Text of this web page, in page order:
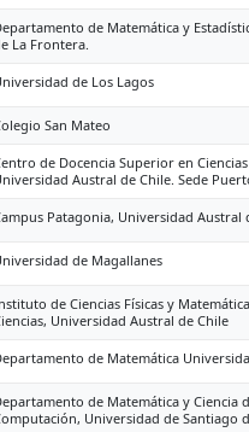
de Matemática y
La Frontera.
de Los Lagos
San Mateo
de Docencia Superior en Ciencias
Austral de Chile. Sede
Patagonia, Universidad Austral
de Magallanes
de Ciencias Físicas y
Universidad Austral de Chile
de Matemática
de Matemática y Ciencia
Universidad de Santiago